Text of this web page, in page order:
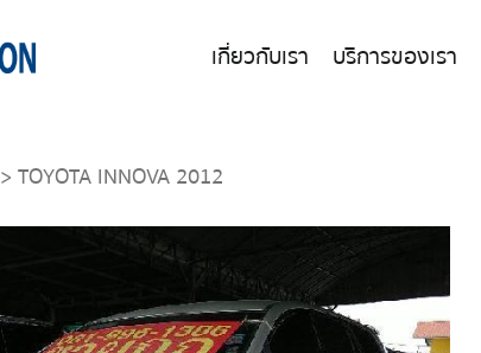
เกี่ยวกับเรา บริการของเรา
> TOYOTA INNOVA 2012